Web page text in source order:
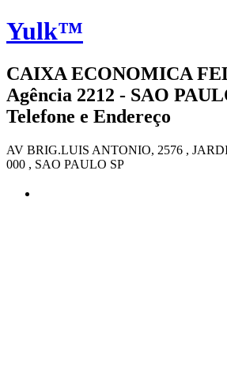
Yulk™
CAIXA ECONOMICA
Agência 2212 - SAO
Telefone e Endereço
AV BRIG.LUIS ANTONIO, 2576 ,
000 , SAO PAULO SP